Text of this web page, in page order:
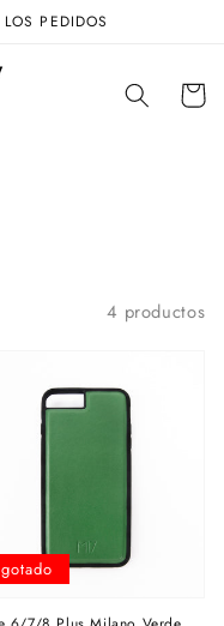
PEDIDOS
Carrito
4 productos